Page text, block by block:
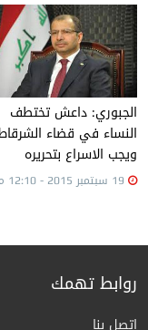
الجبوري: داعش تختطف
النساء في قضاء
ويجب الاسراع بتحريره
روابط تهمك
اتصل بنا